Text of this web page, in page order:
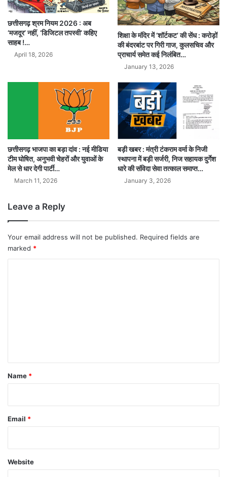
छत्तीसगढ़ श्रम नियम 2026 : अब
‘मजदूर’ नहीं, ‘डिजिटल तपस्वी’ कहिए
साहब !…
April 18, 2026
शिक्षा के मंदिर में ‘शॉर्टकट’ की सेंध : करोड़ों
की बंदरबांट पर गिरी गाज, कुलसचिव और
प्राचार्य समेत कई निलंबित…
January 13, 2026
छत्तीसगढ़ भाजपा का बड़ा दांव : नई मीडिया
टीम घोषित, अनुभवी चेहरों और युवाओं के
मेल से धार देगी पार्टी…
March 11, 2026
बड़ी खबर : मंत्री टंकराम वर्मा के निजी
स्थापना में बड़ी सर्जरी, निज सहायक दुर्गेश
धारे की संविदा सेवा तत्काल समाप्त…
January 3, 2026
Leave a Reply
Your email address will not be published. Required fields are
marked *
*
Name *
Email *
Website